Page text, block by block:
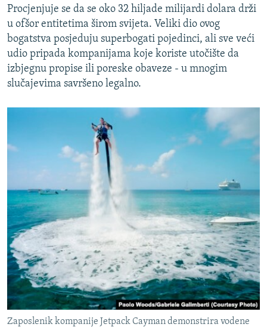
Procjenjuje se da se oko 32 hiljade milijardi dolara drži
u ofšor entitetima širom svijeta. Veliki dio ovog
bogatstva posjeduju superbogati pojedinci, ali sve veći
udio pripada kompanijama koje koriste utočište da
izbjegnu propise ili poreske obaveze - u mnogim
slučajevima savršeno legalno.
Zaposlenik kompanije Jetpack Cayman demonstrira vodene